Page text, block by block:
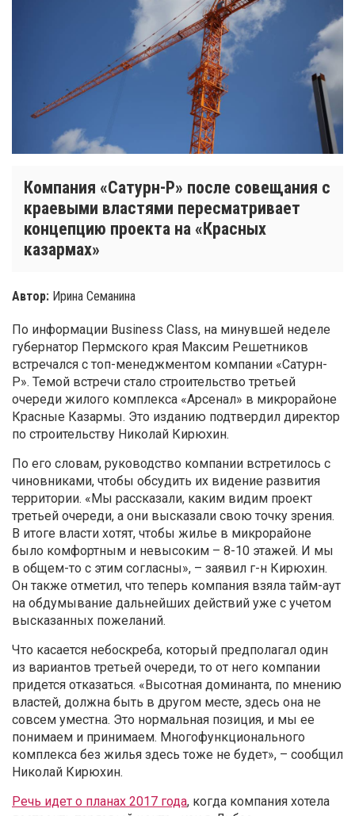
Компания «Сатурн-Р» после совещания с
краевыми властями пересматривает
концепцию проекта на «Красных
казармах»
Автор: Ирина Семанина
По информации Business Class, на минувшей неделе
губернатор Пермского края Максим Решетников
встречался с топ-менеджментом компании «Сатурн-
Р». Темой встречи стало строительство третьей
очереди жилого комплекса «Арсенал» в микрорайоне
Красные Казармы. Это изданию подтвердил директор
по строительству Николай Кирюхин.
По его словам, руководство компании встретилось с
чиновниками, чтобы обсудить их видение развития
территории. «Мы рассказали, каким видим проект
третьей очереди, а они высказали свою точку зрения.
В итоге власти хотят, чтобы жилье в микрорайоне
было комфортным и невысоким – 8-10 этажей. И мы
в общем-то с этим согласны», – заявил г-н Кирюхин.
Он также отметил, что теперь компания взяла тайм-аут
на обдумывание дальнейших действий уже с учетом
высказанных пожеланий.
Что касается небоскреба, который предполагал один
из вариантов третьей очереди, то от него компании
придется отказаться. «Высотная доминанта, по мнению
властей, должна быть в другом месте, здесь она не
совсем уместна. Это нормальная позиция, и мы ее
понимаем и принимаем. Многофункционального
комплекса без жилья здесь тоже не будет», – сообщил
Николай Кирюхин.
Речь идет о планах 2017 года, когда компания хотела